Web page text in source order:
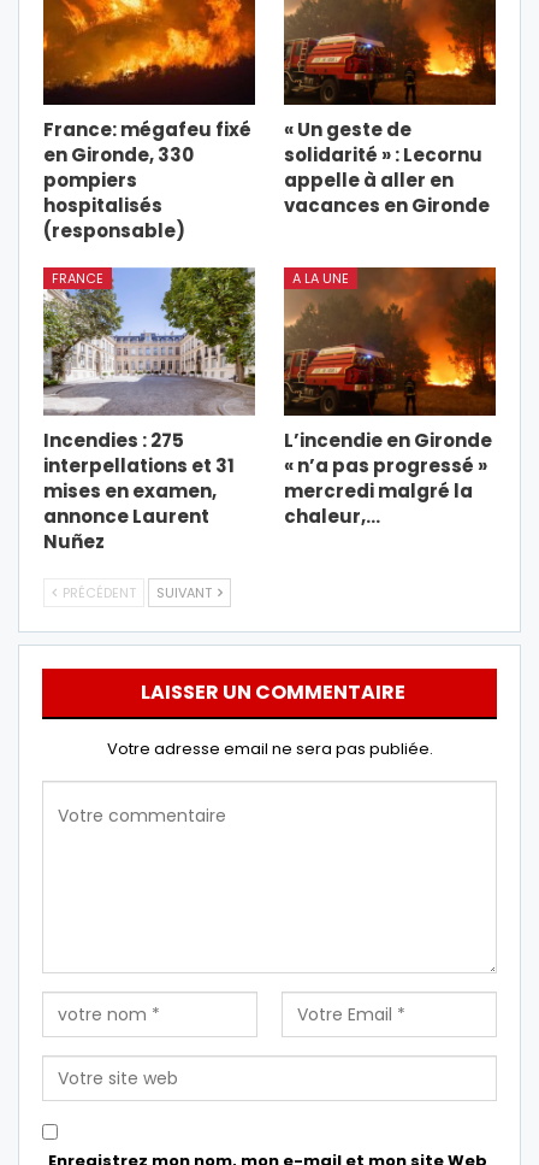
France: mégafeu fixé
en Gironde, 330
pompiers
hospitalisés
(responsable)
« Un geste de
solidarité » : Lecornu
appelle à aller en
vacances en Gironde
FRANCE
Incendies : 275
interpellations et 31
mises en examen,
annonce Laurent
Nuñez
A LA UNE
L’incendie en Gironde
« n’a pas progressé »
mercredi malgré la
chaleur,…
PRÉCÉDENT SUIVANT
LAISSER UN COMMENTAIRE
Votre adresse email ne sera pas publiée.